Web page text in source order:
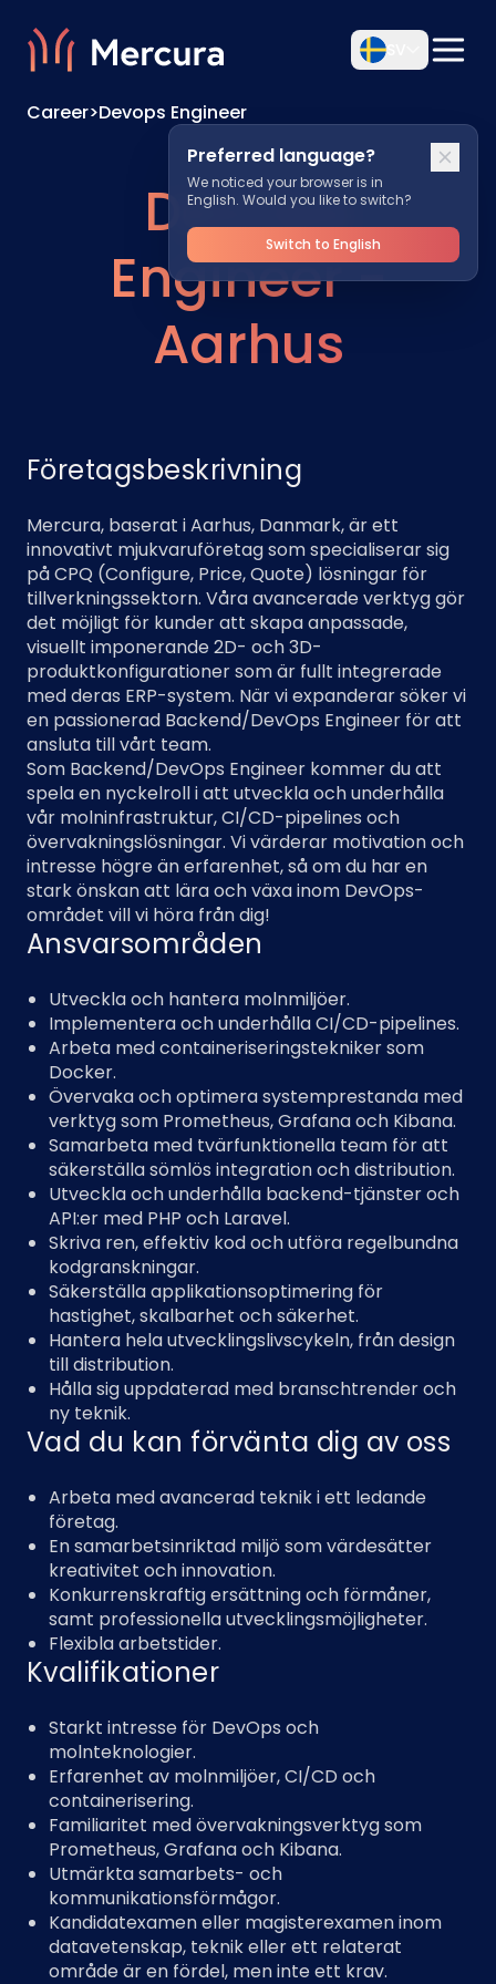
Preferred language?
We noticed your browser is in
English. Would you like to switch?
Switch to English
Career>Devops Engineer
DevOps
Engineer -
Aarhus
Företagsbeskrivning
Mercura, baserat i Aarhus, Danmark, är ett
innovativt mjukvaruföretag som specialiserar sig
på CPQ (Configure, Price, Quote) lösningar för
tillverkningssektorn. Våra avancerade verktyg gör
det möjligt för kunder att skapa anpassade,
visuellt imponerande 2D- och 3D-
produktkonfigurationer som är fullt integrerade
med deras ERP-system. När vi expanderar söker vi
en passionerad Backend/DevOps Engineer för att
ansluta till vårt team.
Som Backend/DevOps Engineer kommer du att
spela en nyckelroll i att utveckla och underhålla
vår molninfrastruktur, CI/CD-pipelines och
övervakningslösningar. Vi värderar motivation och
intresse högre än erfarenhet, så om du har en
stark önskan att lära och växa inom DevOps-
området vill vi höra från dig!
Ansvarsområden
Utveckla och hantera molnmiljöer.
Implementera och underhålla CI/CD-pipelines.
Arbeta med containeriseringstekniker som
Docker.
Övervaka och optimera systemprestanda med
verktyg som Prometheus, Grafana och Kibana.
Samarbeta med tvärfunktionella team för att
säkerställa sömlös integration och distribution.
Utveckla och underhålla backend-tjänster och
API:er med PHP och Laravel.
Skriva ren, effektiv kod och utföra regelbundna
kodgranskningar.
Säkerställa applikationsoptimering för
hastighet, skalbarhet och säkerhet.
Hantera hela utvecklingslivscykeln, från design
till distribution.
Hålla sig uppdaterad med branschtrender och
ny teknik.
Vad du kan förvänta dig av oss
Arbeta med avancerad teknik i ett ledande
företag.
En samarbetsinriktad miljö som värdesätter
kreativitet och innovation.
Konkurrenskraftig ersättning och förmåner,
samt professionella utvecklingsmöjligheter.
Flexibla arbetstider.
Kvalifikationer
Starkt intresse för DevOps och
molnteknologier.
Erfarenhet av molnmiljöer, CI/CD och
containerisering.
Familiaritet med övervakningsverktyg som
Prometheus, Grafana och Kibana.
Utmärkta samarbets- och
kommunikationsförmågor.
Kandidatexamen eller magisterexamen inom
datavetenskap, teknik eller ett relaterat
område är en fördel, men inte ett krav.